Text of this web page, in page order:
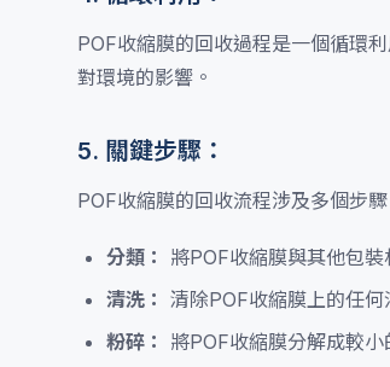
POF收縮膜的回收過程是一個循環
對環境的影響。
5. 關鍵步驟：
POF收縮膜的回收流程涉及多個步
分類：
將POF收縮膜與其他包裝
清洗： 清除POF收縮膜上的任何
粉碎：
將POF收縮膜分解成較小